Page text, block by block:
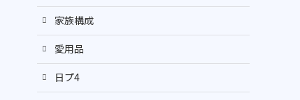
家族構成
愛用品
日プ4